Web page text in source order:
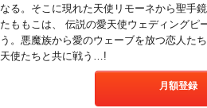
なる。そこに現れた天使リモーネから聖手
たももこは、 伝説の愛天使ウェディングピ
う。悪魔族から愛のウェーブを放つ恋人た
天使たちと共に戦う…!
月額登録